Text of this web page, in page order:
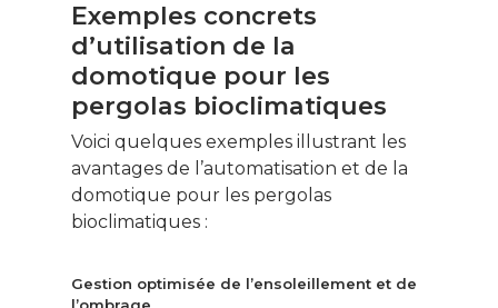
Exemples concrets
d’utilisation de la
domotique pour les
pergolas bioclimatiques
Voici quelques exemples illustrant les
avantages de l’automatisation et de la
domotique pour les pergolas
bioclimatiques :
Gestion optimisée de l’ensoleillement et de